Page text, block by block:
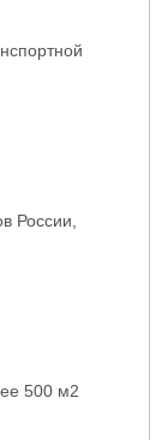
России,
500 м2